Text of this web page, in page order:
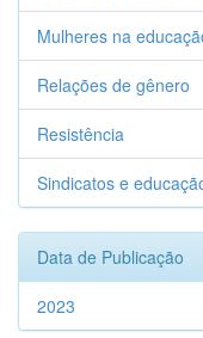
Mulheres na
Relações de gênero
Resistência
Sindicatos e
Data de Publicação
2023